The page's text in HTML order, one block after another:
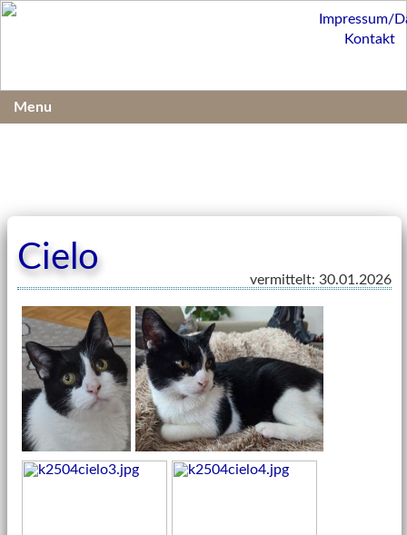
Cielo
vermittelt: 30.01.2026
Impressum/
Kontakt
Menu